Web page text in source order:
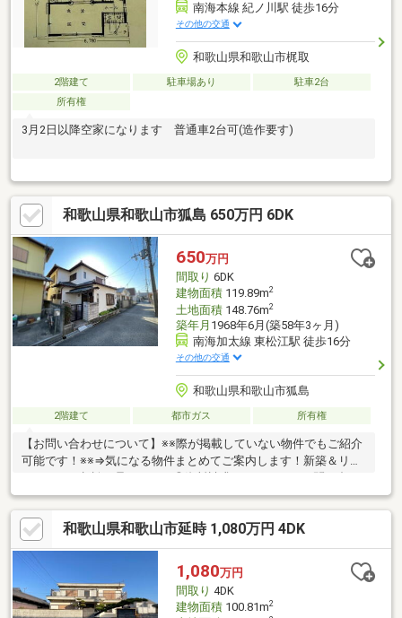
南海本線 紀ノ川駅 徒歩16分
その他の交通
和歌山県和歌山市梶取
2階建て 駐車場あり
駐車2台
所有権
3月2日以降空家になります 普通車2台可(造作要す)
和歌山県和歌山市狐島 650万円 6DK
650万円
間取り 6DK
建物面積119.89m2
土地面積148.76m2
築年月 1968年6月(築58年3ヶ月)
南海加太線 東松江駅 徒歩16分
その他の交通
和歌山県和歌山市狐島
2階建て 都市ガス 所有権
【お問い合わせについて】※※際が掲載していない物件でもご紹介
可能です！※※⇒気になる物件まとめてご案内します！新築＆リフ
せは24時間受付中♪◎18時以降のご見学ご相談・オンライン対
応・女性スタッフ対応も可能♪詳細資料のご請求・物件見学のご依
頼はお気軽に「お電話」または「資料請求ボタン」からお問い合
わせください！【住宅ローン相談会開催中】初めてでご不安な
方、各借入限度額を知りたい方資金・支払い計画を立てたい方、
住み替えをお考えの方無料相談受付中です♪お気軽にお電話くださ
い！
和歌山県和歌山市延時 1,080万円 4DK
1,080万円
間取り 4DK
建物面積100.81m2